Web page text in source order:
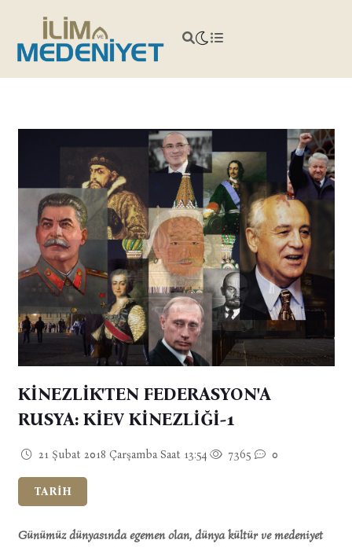
KİNEZLİK'TEN FEDERASYON'A
RUSYA: KİEV KİNEZLİĞİ-1
21 Şubat 2018 Çarşamba Saat 13:54 7365 0
TARİH
Günümüz dünyasında egemen olan, dünya kültür ve medeniyet